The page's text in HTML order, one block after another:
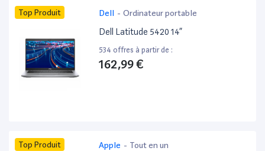
Top Produit Dell - Ordinateur portable
Dell Latitude 5420 14”
534 offres à partir de :
162,99 €
Top Produit Apple - Tout en un